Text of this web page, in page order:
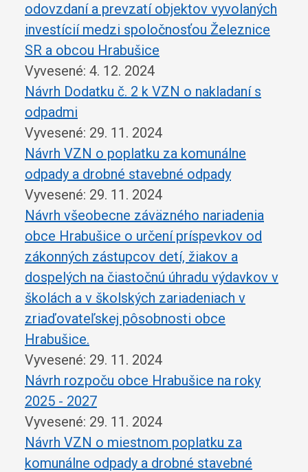
odovzdaní a prevzatí objektov vyvolaných
investícií medzi spoločnosťou Železnice
SR a obcou Hrabušice
Vyvesené: 4. 12. 2024
Návrh Dodatku č. 2 k VZN o nakladaní s
odpadmi
Vyvesené: 29. 11. 2024
Návrh VZN o poplatku za komunálne
odpady a drobné stavebné odpady
Vyvesené: 29. 11. 2024
Návrh všeobecne záväzného nariadenia
obce Hrabušice o určení príspevkov od
zákonných zástupcov detí, žiakov a
dospelých na čiastočnú úhradu výdavkov v
školách a v školských zariadeniach v
zriaďovateľskej pôsobnosti obce
Hrabušice.
Vyvesené: 29. 11. 2024
Návrh rozpoču obce Hrabušice na roky
2025 - 2027
Vyvesené: 29. 11. 2024
Návrh VZN o miestnom poplatku za
komunálne odpady a drobné stavebné